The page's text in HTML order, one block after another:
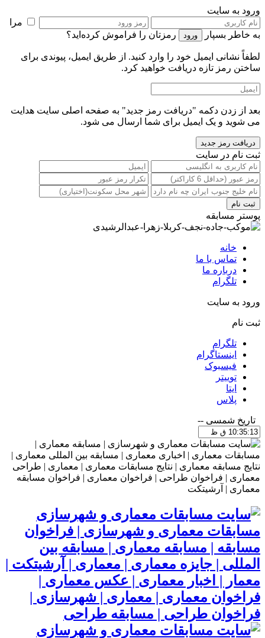
ورود به سایت
مرا
به خاطر بسپار
رمزتان را فراموش کرده‌اید؟
لطفاً نشانی ایمیل خود را‌ وارد کنید. از طریق ایمیل، پیوندی برای
ساختن رمز تازه دریافت خواهید کرد.
بعد از زدن دکمه "دریافت رمز جدید" به صفحه اصلی سایت هدایت
می شوید و یک ایمیل برای شما ارسال می شود.
ثبت نام در سایت
پوستر مسابقه
خانه
تماس با ما
درباره ما
تلگرام
ورود به سایت
ثبت نام
تلگرام
اینستاگرام
فیسبوک
توییتر
ایتا
پلاس
تاریخ شمسی --
مسابقات معماری و شهرسازی | فراخوان
مسابقه | مسابقه معماری | مسابقه بین
المللی | جایزه معماری | معماری | آرشیتکت |
معمار | اخبار معماری | عکس معماری |
فراخوان معماری | معماری | شهرسازی |
فراخوان طراحی | مسابقه طراحی